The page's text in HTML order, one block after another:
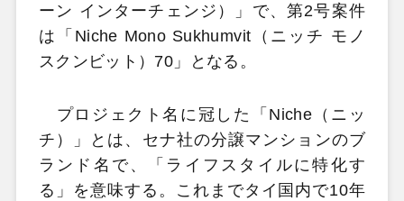
ーン インターチェンジ）」で、第2号案件
は「Niche Mono Sukhumvit（ニッチ モノ
スクンビット）70」となる。
プロジェクト名に冠した「Niche（ニッ
チ）」とは、セナ社の分譲マンションのブ
ランド名で、「ライフスタイルに特化す
る」を意味する。これまでタイ国内で10年